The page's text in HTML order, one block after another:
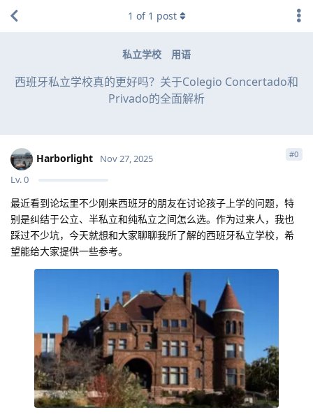
私立学校 用语
西班牙私立学校真的更好吗？关于Colegio Concertado和
Privado的全面解析
1 of 1 post
Harborlight
Lv.0
Nov 27, 2025 #0
最近看到论坛里不少刚来西班牙的朋友在讨论孩子上学的问题，特
别是纠结于公立、半私立和纯私立之间怎么选。作为过来人，我也
踩过不少坑，今天就想和大家聊聊我所了解的西班牙私立学校，希
望能给大家提供一些参考。